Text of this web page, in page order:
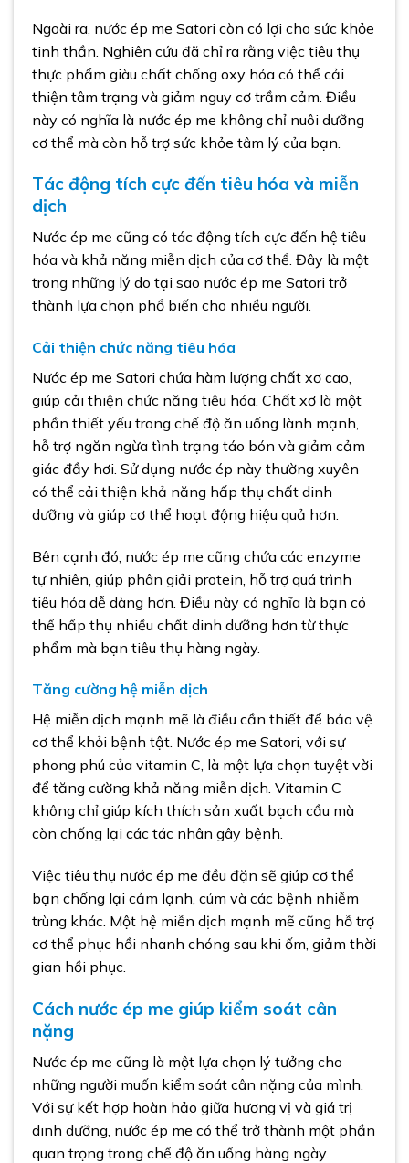
Ngoài ra, nước ép me Satori còn có lợi cho sức khỏe
tinh thần. Nghiên cứu đã chỉ ra rằng việc tiêu thụ
thực phẩm giàu chất chống oxy hóa có thể cải
thiện tâm trạng và giảm nguy cơ trầm cảm. Điều
này có nghĩa là nước ép me không chỉ nuôi dưỡng
cơ thể mà còn hỗ trợ sức khỏe tâm lý của bạn.
Tác động tích cực đến tiêu hóa và miễn
dịch
Nước ép me cũng có tác động tích cực đến hệ tiêu
hóa và khả năng miễn dịch của cơ thể. Đây là một
trong những lý do tại sao nước ép me Satori trở
thành lựa chọn phổ biến cho nhiều người.
Cải thiện chức năng tiêu hóa
Nước ép me Satori chứa hàm lượng chất xơ cao,
giúp cải thiện chức năng tiêu hóa. Chất xơ là một
phần thiết yếu trong chế độ ăn uống lành mạnh,
hỗ trợ ngăn ngừa tình trạng táo bón và giảm cảm
giác đầy hơi. Sử dụng nước ép này thường xuyên
có thể cải thiện khả năng hấp thụ chất dinh
dưỡng và giúp cơ thể hoạt động hiệu quả hơn.
Bên cạnh đó, nước ép me cũng chứa các enzyme
tự nhiên, giúp phân giải protein, hỗ trợ quá trình
tiêu hóa dễ dàng hơn. Điều này có nghĩa là bạn có
thể hấp thụ nhiều chất dinh dưỡng hơn từ thực
phẩm mà bạn tiêu thụ hàng ngày.
Tăng cường hệ miễn dịch
Hệ miễn dịch mạnh mẽ là điều cần thiết để bảo vệ
cơ thể khỏi bệnh tật. Nước ép me Satori, với sự
phong phú của vitamin C, là một lựa chọn tuyệt vời
để tăng cường khả năng miễn dịch. Vitamin C
không chỉ giúp kích thích sản xuất bạch cầu mà
còn chống lại các tác nhân gây bệnh.
Việc tiêu thụ nước ép me đều đặn sẽ giúp cơ thể
bạn chống lại cảm lạnh, cúm và các bệnh nhiễm
trùng khác. Một hệ miễn dịch mạnh mẽ cũng hỗ trợ
cơ thể phục hồi nhanh chóng sau khi ốm, giảm thời
gian hồi phục.
Cách nước ép me giúp kiểm soát cân
nặng
Nước ép me cũng là một lựa chọn lý tưởng cho
những người muốn kiểm soát cân nặng của mình.
Với sự kết hợp hoàn hảo giữa hương vị và giá trị
dinh dưỡng, nước ép me có thể trở thành một phần
quan trọng trong chế độ ăn uống hàng ngày.